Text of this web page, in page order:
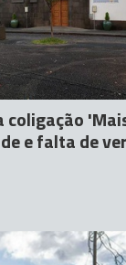
e falta de